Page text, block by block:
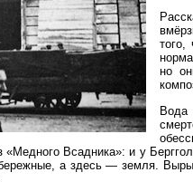
но
«Медного Всадника»: и у
а здесь — земля.